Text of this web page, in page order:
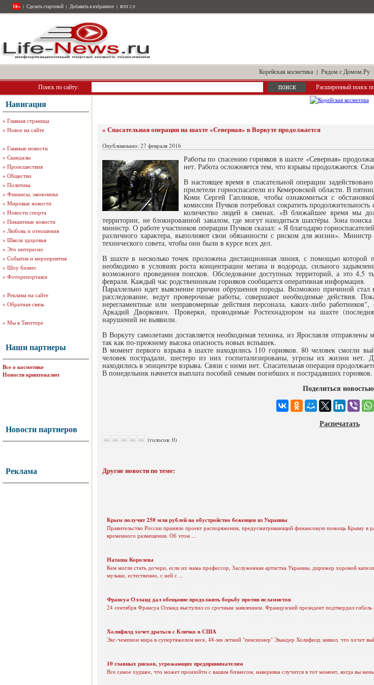
18+ | Сделать стартовой | Добавить в избранное | RSS 2.0
Корейская косметика | Рядом с Домом.Ру |
Поиск по сайту:
Расширенный поиск
Навигация
» Главная страница
» Новое на сайте
» Главные новости
» Скандалы
» Происшествия
» Общество
» Политика
» Финансы, экономика
» Мировые новости
» Новости спорта
» Пикантные новости
» Любовь и отношения
» Школа здоровья
» Это интересно
» События и мероприятия
» Шоу бизнес
» Фоторепортажи
» Реклама на сайте
» Обратная связь
» Мы в Твиттере
Наши партнеры
Все о косметике
Новости криптовалют
Новости партнеров
Реклама
» Спасательная операция на шахте «Северная» в Воркуте продолжается
Опубликовано: 27 февраля 2016
Работы по спасению горняков в шахте «Северная»
нет. Работа осложняется тем, что взрывы продолжаются.
В настоящее время в спасательной операции
прилетели горноспасатели из Кемеровской области. В
Коми Сергей Гапликов, чтобы ознакомиться с
комиссии Пучков потребовал сократить
количество людей в сменах. «В ближайшее время мы
территории, не блокированной завалом, где могут находиться шахтёры. Зона
министр. О работе участников операции Пучков сказал: « Я благодарю
различного характера, выполняют свои обязанности с риском для жизни». Министр
технического совета, чтобы они были в курсе всех дел.
В шахте в несколько точек проложена дистанционная линия, с помощью которой
необходимо в условиях роста концентрации метана и водорода, сильного
возможного проведения поисков. Обследование доступных территорий, а это 4,5
февраля. Каждый час родственникам горняков сообщается оперативная информация.
Параллельно идет выяснение причин обрушения породы. Возможно причиной стал
расследование, ведут проверочные работы, совершают необходимые действия.
нерегламентные или неправомерные действия персонала, каких-либо
Аркадий Дворкович. Проверки, проводимые Ростехнадзором на шахте
нарушений не выявили.
В Воркуту самолетами доставляется необходимая техника, из Ярославля
так как по-прежнему высока опасность новых вспышек.
В момент первого взрыва в шахте находились 110 горняков. 80 человек смогли
человек пострадали, шестеро из них госпитализированы, угрозы их жизни нет.
находились в эпицентре взрыва. Связи с ними нет. Спасательная операция
В понедельник начнется выплата пособий семьям погибших и пострадавших горняков.
Поделиться
Распечатать
(голосов: 0)
Другие новости по теме:
Крым получит 250 млн рублей на обустройство беженцев из Украины
Правительство России приняло проект распоряжения, предусматривающий финансовую помощь Крыму в
временного размещения. Об этом ...
Наташа Королева
Кем могли стать дочери, если их мама профессор, Заслуженная артистка Украины, дирижер хоровой
музыки, естественно, с ней с ...
Франсуа Олланд дал обещание продолжить борьбу против исламистов
24 сентября Франсуа Олланд выступил со срочным заявлением. Французский президент подтвердил
Холифилд хочет драться с Кличко в США
Экс-чемпион мира в супертяжелом весе, 48-ми летний "пенсионер" Эвандер Холифилд заявил, что хочет
10 главных рисков, угрожающих предпринимателям
Все самое худшее, что может произойти с вашим бизнесом, наверняка случится в тот момент, когда вы